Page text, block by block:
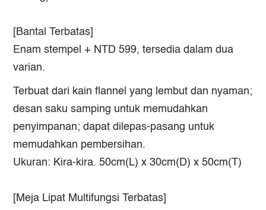
[Bantal Terbatas]
Enam stempel + NTD 599, tersedia dalam dua
varian.
Terbuat dari kain flannel yang lembut dan nyaman;
desan saku samping untuk memudahkan
penyimpanan; dapat dilepas-pasang untuk
memudahkan pembersihan.
Ukuran: Kira-kira. 50cm(L) x 30cm(D) x 50cm(T)
[Meja Lipat Multifungsi Terbatas]